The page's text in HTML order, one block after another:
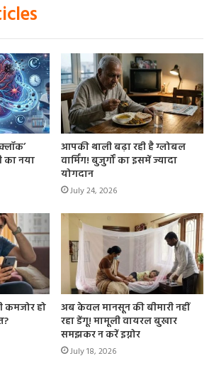
का नया
आपकी थाली बढ़ा रही है ग्लोबल
वार्मिंग! बुजुर्गों का इसमें ज्यादा
योगदान
July 24, 2026
कमजोर हो
अब केवल मानसून की बीमारी नहीं
रहा डेंगू! मामूली वायरल बुखार
समझकर न करें इग्नोर
July 18, 2026